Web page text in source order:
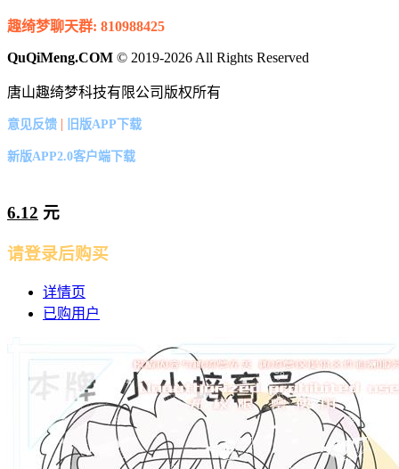
趣绮梦聊天群: 810988425
QuQiMeng.COM © 2019-2026 All Rights Reserved
唐山趣绮梦科技有限公司版权所有
意见反馈 | 旧版APP下载
新版APP2.0客户端下载
6.12 元
请登录后购买
详情页
已购用户